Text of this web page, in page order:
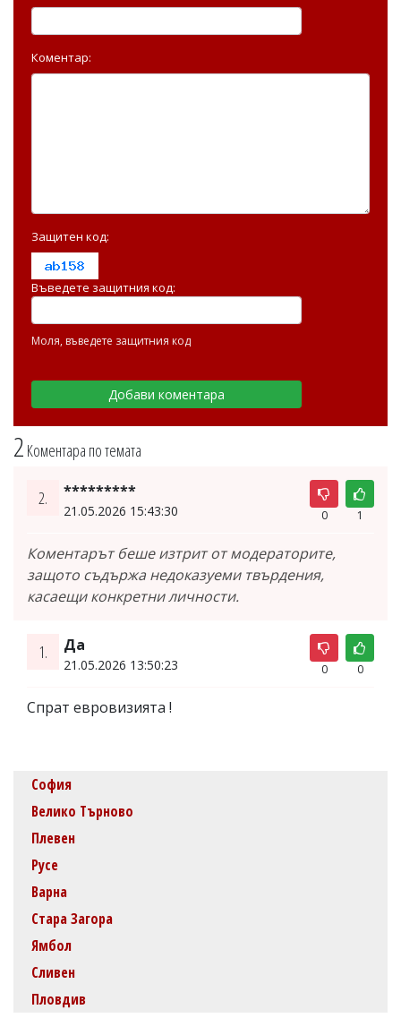
2 Коментара по темата
2. *********
21.05.2026 15:43:30 0 1
Коментарът беше изтрит от модераторите,
защото съдържа недоказуеми твърдения,
касаещи конкретни личности.
1. Да
21.05.2026 13:50:23 0 0
Спрат евровизията !
Коментар:
Защитен код:
Въведете защитния код:
Моля, въведете защитния код
София
Велико Търново
Плевен
Русе
Варна
Стара Загора
Ямбол
Сливен
Пловдив